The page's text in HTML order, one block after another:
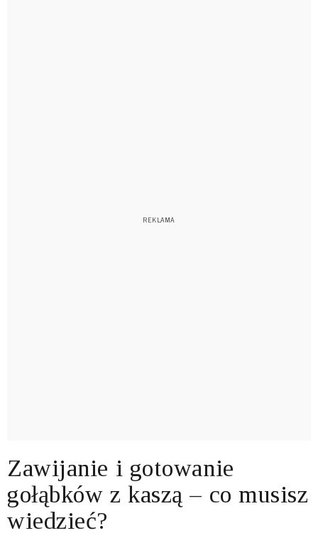
Zawijanie i gotowanie
gołąbków z kaszą – co musisz
wiedzieć?